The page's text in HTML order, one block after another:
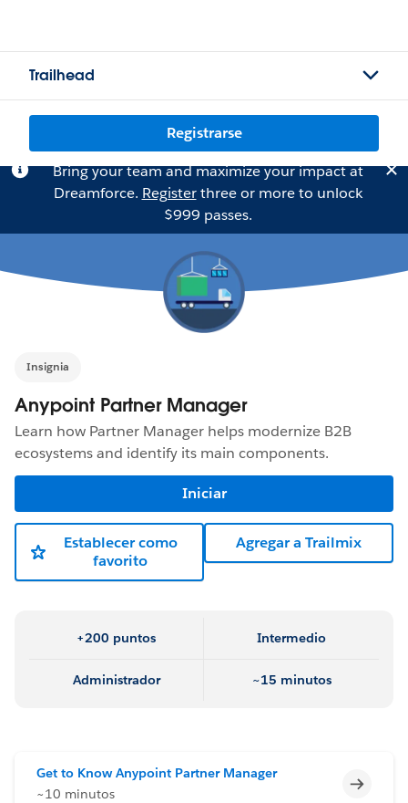
Trailhead
Registrarse
Bring your team and maximize your impact at
Dreamforce. Registerthree or more to unlock
$999 passes.
Insignia
Anypoint Partner Manager
Learn how Partner Manager helps modernize B2B
ecosystems and identify its main components.
Iniciar
Establecer como
favorito
Agregar a Trailmix
+200 puntos Intermedio
Administrador ~15 minutos
Get to Know Anypoint Partner Manager
~10 minutos